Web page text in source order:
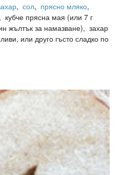
, сол, прясно мляко,
, кубче прясна мая (или 7 г
жълтък за намазване), захар
или друго гъсто сладко по